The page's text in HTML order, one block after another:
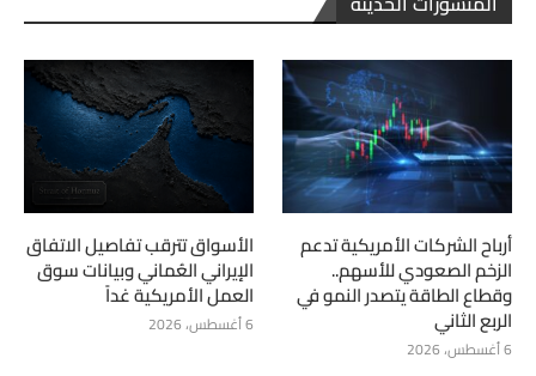
أرباح الشركات الأمريكية تدعم
الزخم الصعودي للأسهم..
وقطاع الطاقة يتصدر النمو في
الربع الثاني
6 أغسطس، 2026
الأسواق تترقب تفاصيل الاتفاق
الإيراني العُماني وبيانات سوق
العمل الأمريكية غداً
6 أغسطس، 2026